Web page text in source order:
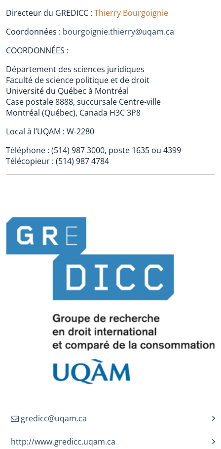
Directeur du GREDICC : Thierry Bourgoignie
Coordonnées : bourgoignie.thierry@uqam.ca
COORDONNÉES :
Département des sciences juridiques
Faculté de science politique et de droit
Université du Québec à Montréal
Case postale 8888, succursale Centre-ville
Montréal (Québec), Canada H3C 3P8
Local à l’UQAM : W-2280
Téléphone : (514) 987 3000, poste 1635 ou 4399
Télécopieur : (514) 987 4784
gredicc@uqam.ca
http://www.gredicc.uqam.ca